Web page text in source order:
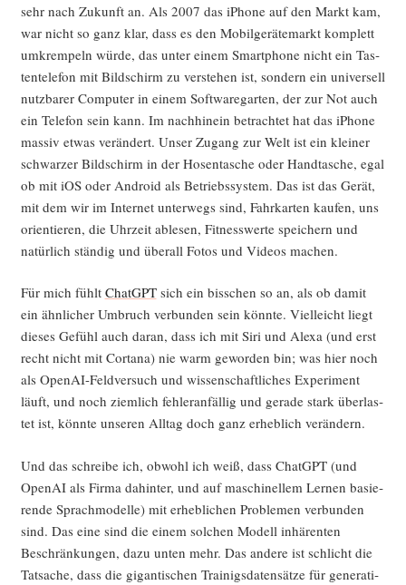
sehr nach Zukunft an. Als 2007 das iPho­ne auf den Markt kam,
war nicht so ganz klar, dass es den Mobil­ge­rä­te­markt kom­plett
umkrem­peln wür­de, das unter einem Smart­phone nicht ein Tas­
ten­te­le­fon mit Bild­schirm zu ver­ste­hen ist, son­dern ein uni­ver­sell
nutz­ba­rer Com­pu­ter in einem Soft­ware­gar­ten, der zur Not auch
ein Tele­fon sein kann. Im nach­hin­ein betrach­tet hat das iPho­ne
mas­siv etwas ver­än­dert. Unser Zugang zur Welt ist ein klei­ner
schwar­zer Bild­schirm in der Hosen­ta­sche oder Hand­ta­sche, egal
ob mit iOS oder Android als Betriebs­sys­tem. Das ist das Gerät,
mit dem wir im Inter­net unter­wegs sind, Fahr­kar­ten kau­fen, uns
ori­en­tie­ren, die Uhr­zeit able­sen, Fit­ness­wer­te spei­chern und
natür­lich stän­dig und über­all Fotos und Vide­os machen.
Für mich fühlt ChatGPTsich ein biss­chen so an, als ob damit
ein ähn­li­cher Umbruch ver­bun­den sein könn­te. Viel­leicht liegt
die­ses Gefühl auch dar­an, dass ich mit Siri und Ale­xa (und erst
recht nicht mit Cort­a­na) nie warm gewor­den bin; was hier noch
als Ope­nAI-Feld­ver­such und wis­sen­schaft­li­ches Expe­ri­ment
läuft, und noch ziem­lich feh­ler­an­fäl­lig und gera­de stark über­las­
tet ist, könn­te unse­ren All­tag doch ganz erheb­lich verändern.
Und das schrei­be ich, obwohl ich weiß, dass ChatGPT (und
Ope­nAI als Fir­ma dahin­ter, und auf maschi­nel­lem Ler­nen basie­
ren­de Sprach­mo­del­le) mit erheb­li­chen Pro­ble­men ver­bun­den
sind. Das eine sind die einem sol­chen Modell inhä­ren­ten
Beschrän­kun­gen, dazu unten mehr. Das ande­re ist schlicht die
Tat­sa­che, dass die gigan­ti­schen Trai­nigs­da­ten­sät­ze für gene­ra­ti­